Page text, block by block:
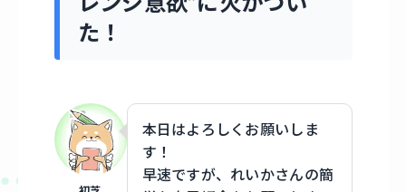
た！
本日はよろしくお願いしま
す！
早速ですが、れいかさんの簡